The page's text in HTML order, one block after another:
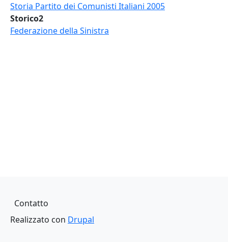
Storia Partito dei Comunisti Italiani 2005
Storico2
Federazione della Sinistra
Piè di pagina
Contatto
Realizzato con Drupal